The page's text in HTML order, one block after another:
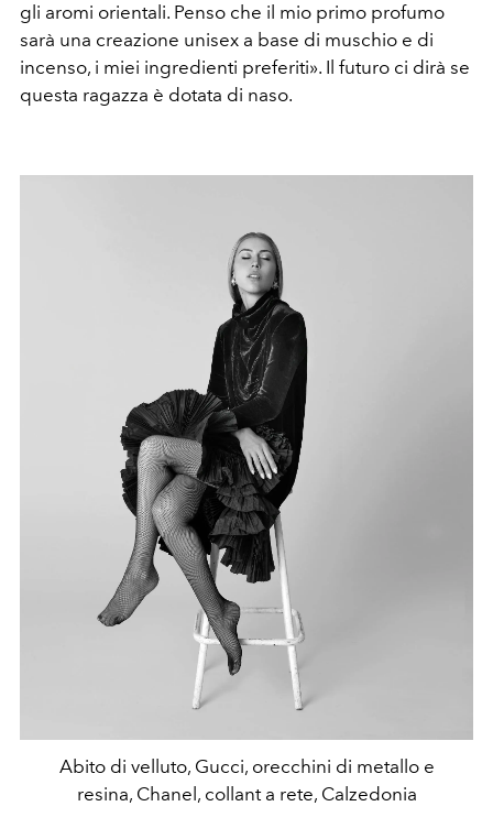
gli aromi orientali. Penso che il mio primo profumo
sarà una creazione unisex a base di muschio e di
incenso, i miei ingredienti preferiti». Il futuro ci dirà se
questa ragazza è dotata di naso.
Abito di velluto, Gucci, orecchini di metallo e
resina, Chanel, collant a rete, Calzedonia